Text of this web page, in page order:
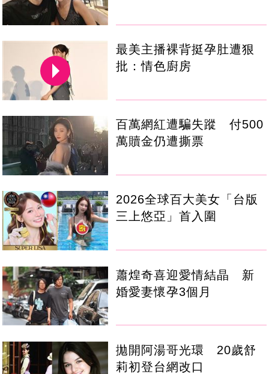
最美主播裸背挺孕肚遭狠
批：情色廚房
百萬網紅遭騙失蹤 付500
萬贖金仍遭撕票
2026全球百大美女「台版
三上悠亞」首入圍
蕭煌奇喜迎愛情結晶 新
婚愛妻懷孕3個月
拋開阿湯哥光環 20歲舒
莉初登台網改口